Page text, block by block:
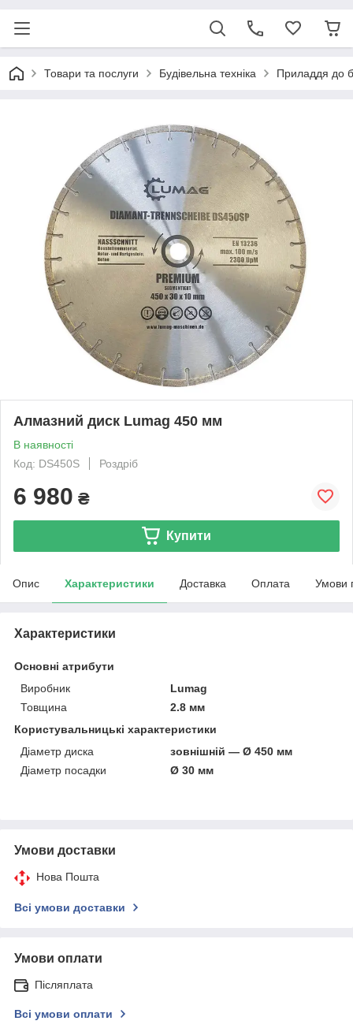
Товари та послуги Будівельна техніка Приладдя до
Алмазний диск Lumag 450 мм
В наявності
Код: DS450S
Роздріб
6 980 ₴
Купити
Опис Характеристики Доставка Оплата Умови
Характеристики
Основні атрибути
Виробник
Lumag
Товщина
2.8 мм
Користувальницькі характеристики
Діаметр диска
зовнішній — Ø 450 мм
Діаметр посадки
Ø 30 мм
Умови доставки
Нова Пошта
Всі умови доставки
Умови оплати
Післяплата
Всі умови оплати